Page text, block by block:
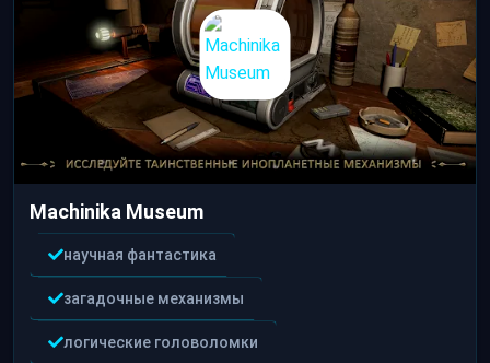
Machinika Museum
научная фантастика
загадочные механизмы
логические головоломки